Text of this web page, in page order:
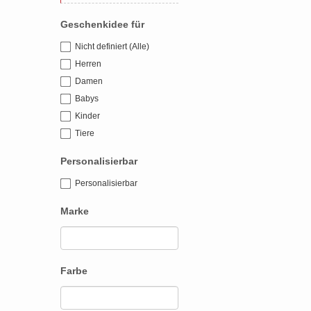
Geschenkidee für
Nicht definiert (Alle)
Herren
Damen
Babys
Kinder
Tiere
Personalisierbar
Personalisierbar
Marke
Farbe